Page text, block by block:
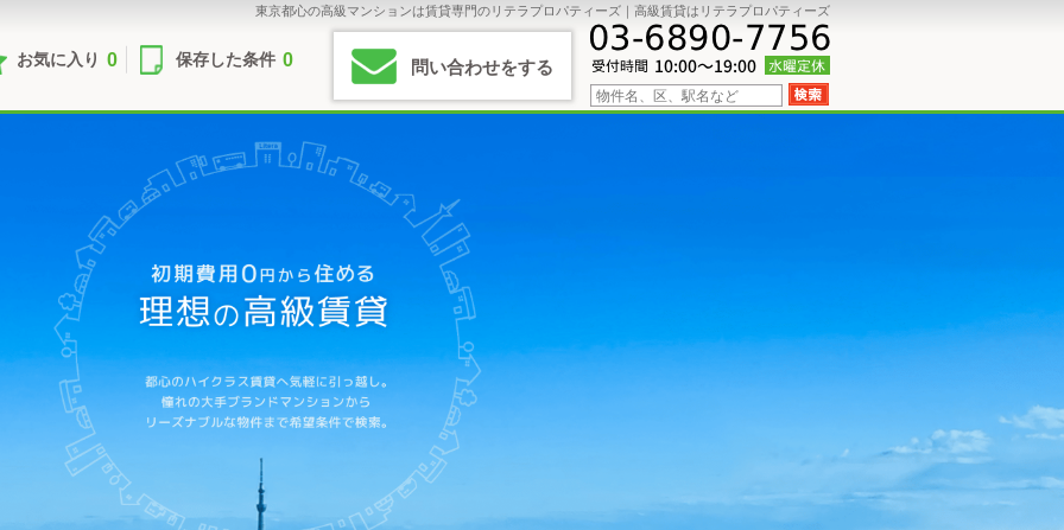
東京都心の高級マンションは賃貸専門のリテラプロパティーズ｜高級賃貸はリテラプロパティーズ
お気に入り 0 保存した条件 0 問い合わせをする